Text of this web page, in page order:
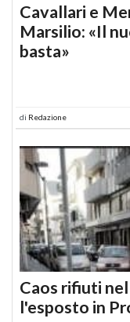
Cavallari e
Marsilio: «Il
basta»
di Redazione
Caos rifiuti
l'esposto in